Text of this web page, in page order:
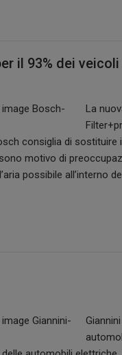
il 93% dei
La
consiglia di sostituire
motivo di
possibile all’interno